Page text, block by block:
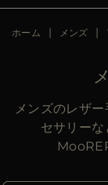
国を選択
DE
US
AU
ホーム メンズ
メンズのレザ
セサリー